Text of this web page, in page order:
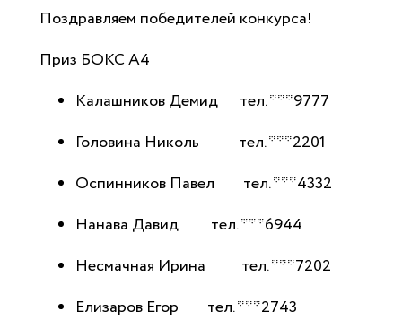
Поздравляем победителей конкурса!
Приз БОКС А4
Калашников Демид тел. ***9777
Головина Николь тел. ***2201
Оспинников Павел тел. ***4332
Нанава Давид тел. ***6944
Несмачная Ирина тел. ***7202
Елизаров Егор тел. ***2743